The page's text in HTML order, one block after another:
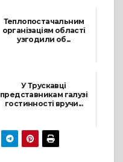
Теплопостачальним
організаціям області
узгодили об...
У Трускавці
представникам галузі
гостинності вручи...
28 Вересня, 2021